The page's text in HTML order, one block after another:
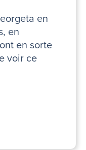
en
en
en sorte
voir ce